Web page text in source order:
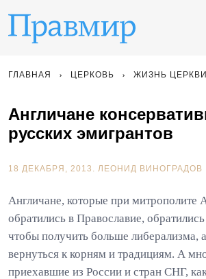
ГЛАВНАЯ ЦЕРКОВЬ ЖИЗНЬ ЦЕРКВИ
Англичане
русских эмигрантов
18 ДЕКАБРЯ, 2013. ЛЕОНИД ВИНОГРАДОВ
Англичане, которые при митрополите
обратились в Православие,
чтобы получить больше либерализма,
вернуться к корням и традициям. А
приехавшие из России и стран СНГ,